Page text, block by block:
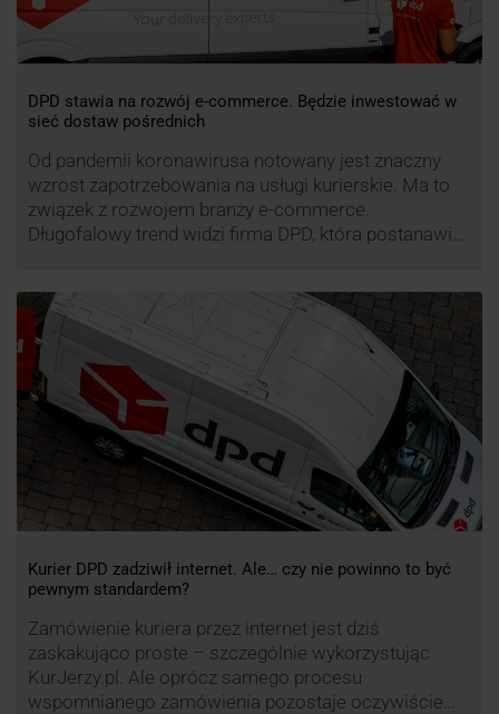
DPD stawia na rozwój e-commerce. Będzie inwestować w
sieć dostaw pośrednich
Od pandemii koronawirusa notowany jest znaczny
wzrost zapotrzebowania na usługi kurierskie. Ma to
związek z rozwojem branży e-commerce.
Długofalowy trend widzi firma DPD, która postanawia
usługi DPD Pickup. Firma już teraz chwali się danymi.
Kurier DPD zadziwił internet. Ale… czy nie powinno to być
pewnym standardem?
Zamówienie kuriera przez internet jest dziś
zaskakująco proste – szczególnie wykorzystując
KurJerzy.pl. Ale oprócz samego procesu
wspomnianego zamówienia pozostaje oczywiście